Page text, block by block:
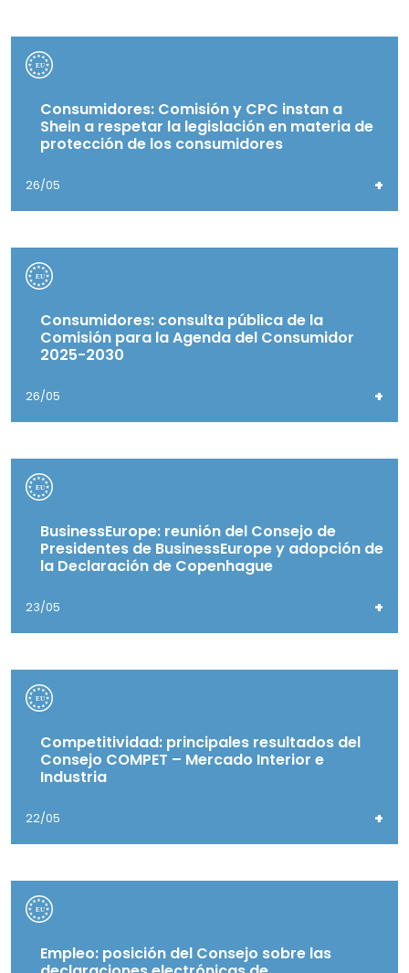
Consumidores: Comisión y CPC instan a
Shein a respetar la legislación en materia de
protección de los consumidores
26/05 +
Consumidores: consulta pública de la
Comisión para la Agenda del Consumidor
2025-2030
26/05 +
BusinessEurope: reunión del Consejo de
Presidentes de BusinessEurope y adopción de
la Declaración de Copenhague
23/05 +
Competitividad: principales resultados del
Consejo COMPET – Mercado Interior e
Industria
22/05 +
Empleo: posición del Consejo sobre las